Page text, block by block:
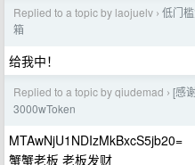
Replied to a topic by laojuelv › 低门
箱
给我中！
Replied to a topic by qiudemad › [感
3000wToken
MTAwNjU1NDIzMkBxcS5jb20=
蟹蟹老板 老板发财